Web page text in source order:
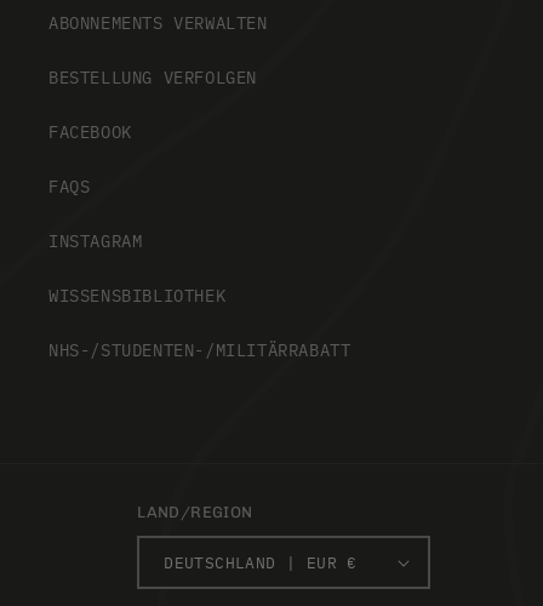
ABONNEMENTS VERWALTEN
BESTELLUNG VERFOLGEN
FACEBOOK
FAQS
INSTAGRAM
WISSENSBIBLIOTHEK
NHS-/STUDENTEN-/MILITÄRRABATT
LAND/REGION
DEUTSCHLAND | EUR €